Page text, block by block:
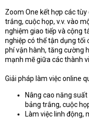
Zoom One kết hợp các
trắng, cuộc họp, v.v. vào
nghiệm giao tiếp và cộng
nghiệp có thể tận dụng tối
phí vận hành, tăng cường
mạnh mẽ giữa các thành
Giải pháp làm việc online
Nâng cao năng
bảng trắng, cuộc
Làm việc linh động,